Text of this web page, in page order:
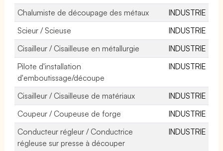
Chalumiste de découpage des métaux
INDUSTRIE
Scieur / Scieuse
INDUSTRIE
Cisailleur / Cisailleuse en métallurgie
INDUSTRIE
Pilote d'installation
d'emboutissage/découpe
INDUSTRIE
Cisailleur / Cisailleuse de matériaux
INDUSTRIE
Coupeur / Coupeuse de forge
INDUSTRIE
Conducteur régleur / Conductrice
régleuse sur presse à découper
INDUSTRIE